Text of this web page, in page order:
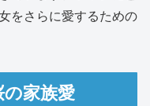
をさらに愛するための
家族愛